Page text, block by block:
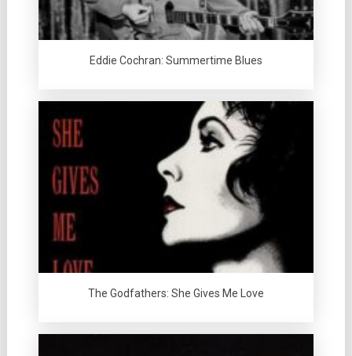
Eddie Cochran: Summertime Blues
The Godfathers: She Gives Me Love